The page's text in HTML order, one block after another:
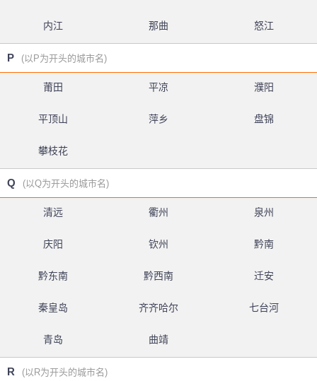
内江 那曲 怒江
P (以P为开头的城市名)
莆田 平凉 濮阳
平顶山 萍乡 盘锦
攀枝花
Q (以Q为开头的城市名)
清远 衢州 泉州
庆阳 钦州 黔南
黔东南 黔西南 迁安
秦皇岛 齐齐哈尔 七台河
青岛 曲靖
R (以R为开头的城市名)